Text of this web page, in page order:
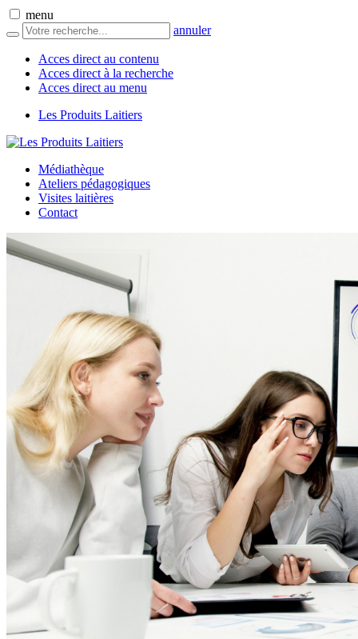
menu
annuler
Acces direct au contenu
Acces direct à la recherche
Acces direct au menu
Les Produits Laitiers
Médiathèque
Ateliers pédagogiques
Visites laitières
Contact